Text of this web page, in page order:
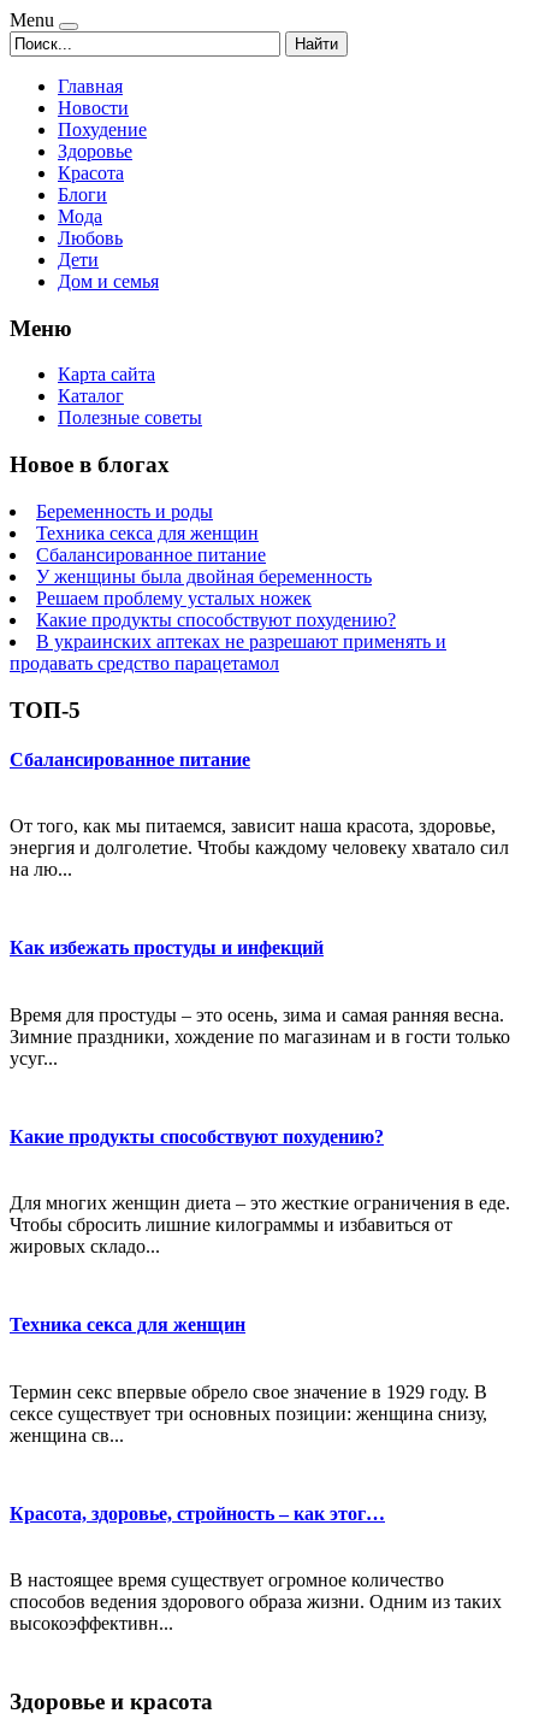
Menu
Найти
Главная
Новости
Похудение
Здоровье
Красота
Блоги
Мода
Любовь
Дети
Дом и семья
Меню
Карта сайта
Каталог
Полезные советы
Новое в блогах
Беременность и роды
Техника секса для женщин
Сбалансированное питание
У женщины была двойная беременность
Решаем проблему усталых ножек
Какие продукты способствуют похудению?
В украинских аптеках не разрешают применять и
продавать средство парацетамол
ТОП-5
Сбалансированное питание
От того, как мы питаемся, зависит наша красота, здоровье,
энергия и долголетие. Чтобы каждому человеку хватало сил
на лю...
Как избежать простуды и инфекций
Время для простуды – это осень, зима и самая ранняя весна.
Зимние праздники, хождение по магазинам и в гости только
усуг...
Какие продукты способствуют похудению?
Для многих женщин диета – это жесткие ограничения в еде.
Чтобы сбросить лишние килограммы и избавиться от
жировых складо...
Техника секса для женщин
Термин секс впервые обрело свое значение в 1929 году. В
сексе существует три основных позиции: женщина снизу,
женщина св...
Красота, здоровье, стройность – как этог…
В настоящее время существует огромное количество
способов ведения здорового образа жизни. Одним из таких
высокоэффективн...
Здоровье и красота